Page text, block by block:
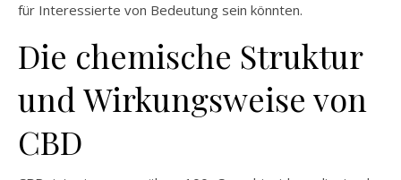
für Interessierte von Bedeutung sein könnten.
Die chemische Struktur
und Wirkungsweise von
CBD